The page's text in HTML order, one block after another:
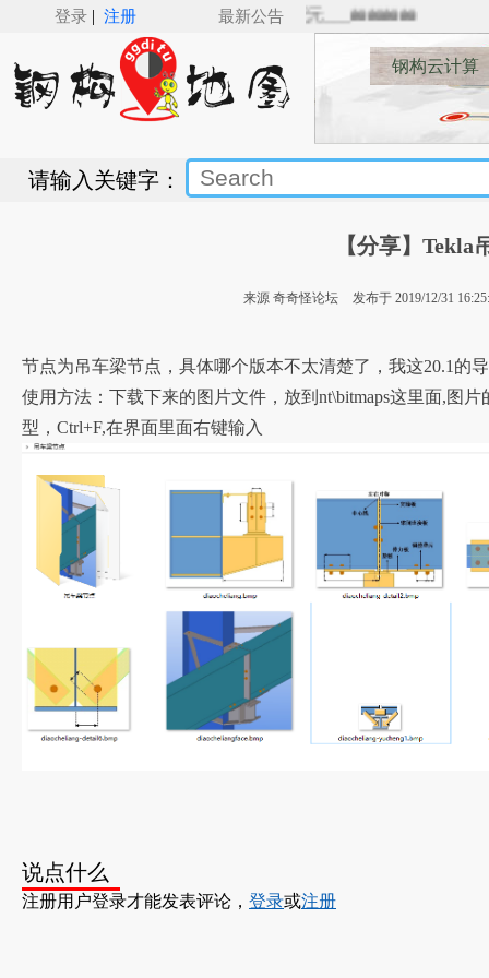
登录 | 注册 最新公告
（v5.0）来了，Revit钢结构建模新纪元___🚋🚋🚋🚋
钢构云计算
请输入关键字：
【分享】Tekla
来源 奇奇怪论坛 发布于 2019/12/31
节点为吊车梁节点，具体哪个版本不太清楚了，我这20.1的
使用方法：下载下来的图片文件，放到nt\bitmaps这里面,图
型，Ctrl+F,在界面里面右键输入
说点什么
注册用户登录才能发表评论， 登录或注册